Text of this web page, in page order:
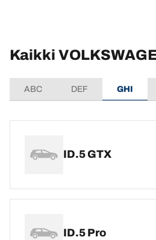
Kaikki
ABC DEF GHI
ID.5 GTX
ID.5 Pro